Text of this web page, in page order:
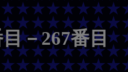
目－267番